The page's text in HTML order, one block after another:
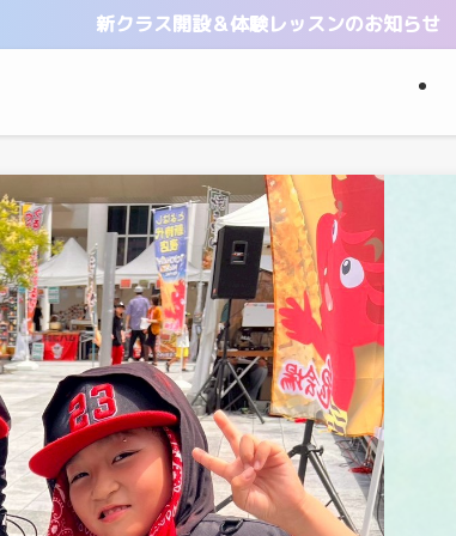
新クラス開設＆体験レッスンのお知らせ